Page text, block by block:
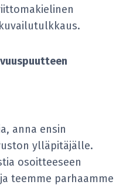
anna ensin
ylläpitäjälle.
osoitteeseen
teemme parhaamme